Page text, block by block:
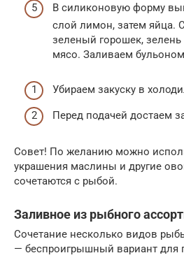
В силиконовую форму
слой лимон, затем
зеленый горошек,
мясо. Заливаем
Убираем закуску в
Перед подачей достаем
Совет! По желанию можно
украшения маслины и другие
сочетаются с рыбой.
Заливное из рыбного
Сочетание несколько видов
— беспроигрышный вариант для